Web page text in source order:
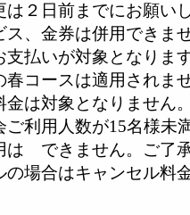
２日前までにお願い
、金券は併用できま
払いが対象となりま
コースは適用されま
は対象となりません
利用人数が15名様未
は できません。ご了
場合はキャンセル料